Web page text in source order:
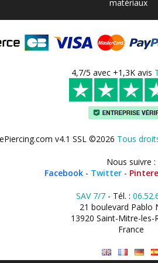
matériaux
4,7/5 avec +1,3K avis
v4.1 SSL ©2026 Tous
Nous suivre :
Facebook - Twitter -
SAV 7/7- Tél. :
21 boulevard Pablo
13920 Saint-Mitre-les-
France